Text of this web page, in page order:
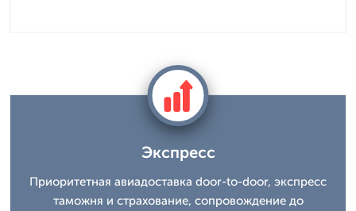
Экспресс
Приоритетная авиадоставка door-to-door, экспресс
таможня и страхование, сопровождение до